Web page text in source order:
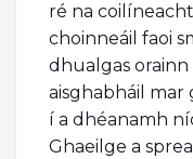
ré na
choinneáil faoi
dhualgas
aisghabháil
í a dhéanamh
Ghaeilge a